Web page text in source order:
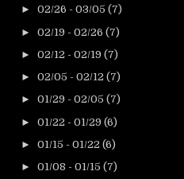
► 02/26 - 03/05 (7)
► 02/19 - 02/26 (7)
► 02/12 - 02/19 (7)
► 02/05 - 02/12 (7)
► 01/29 - 02/05 (7)
► 01/22 - 01/29 (6)
► 01/15 - 01/22 (6)
► 01/08 - 01/15 (7)